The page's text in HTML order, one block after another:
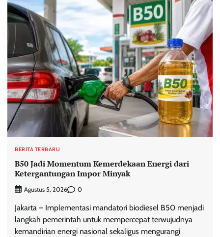
BERITA TERBARU
B50 Jadi Momentum Kemerdekaan Energi dari
Ketergantungan Impor Minyak
Agustus 5, 2026 0
Jakarta – Implementasi mandatori biodiesel B50 menjadi
langkah pemerintah untuk mempercepat terwujudnya
kemandirian energi nasional sekaligus mengurangi